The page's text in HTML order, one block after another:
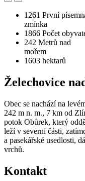
1261 První
zmínka
1866 Počet
242 Metrů nad
mořem
1603 hektarů
Želechovice
Obec se nachází na
242 m n. m., 7 km od
potok Obůrek, který
leží v severní části,
a pasekářské usedlosti,
vrchů.
Kontakt